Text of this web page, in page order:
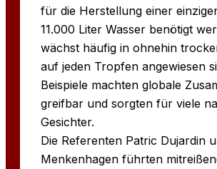
für die Herstellung einer
11.000 Liter Wasser benötigt
wächst häufig in ohnehin
auf jeden Tropfen angewiesen
Beispiele machten globale
greifbar und sorgten für viele
Gesichter.
Die Referenten Patric Dujardin
Menkenhagen führten